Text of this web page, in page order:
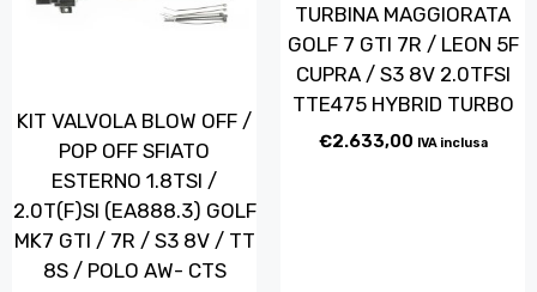
KIT VALVOLA BLOW OFF /
POP OFF SFIATO
ESTERNO 1.8TSI /
2.0T(F)SI (EA888.3) GOLF
MK7 GTI / 7R / S3 8V / TT
8S / POLO AW- CTS
TURBINA MAGGIORATA
GOLF 7 GTI 7R / LEON 5F
CUPRA / S3 8V 2.0TFSI
TTE475 HYBRID TURBO
€2.633,00 IVA inclusa